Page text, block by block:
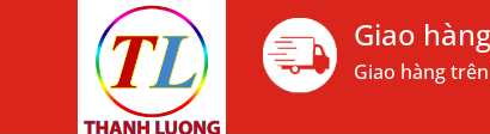
Giao
Giao hàng